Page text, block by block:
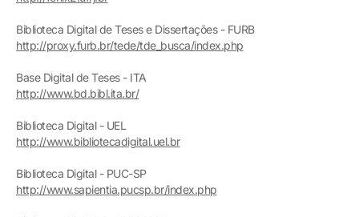
Biblioteca Digital de Teses e Dissertações - FURB
http://proxy.furb.br/tede/tde_busca/index.php
Base Digital de Teses - ITA
http://www.bd.bibl.ita.br/
Biblioteca Digital - UEL
http://www.bibliotecadigital.uel.br
Biblioteca Digital - PUC-SP
http://www.sapientia.pucsp.br/index.php